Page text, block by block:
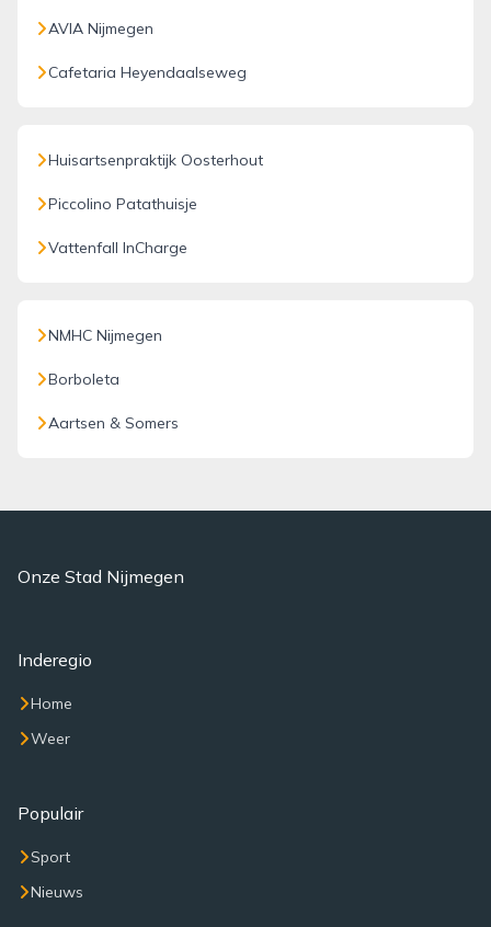
AVIA Nijmegen
Cafetaria Heyendaalseweg
Huisartsenpraktijk Oosterhout
Piccolino Patathuisje
Vattenfall InCharge
NMHC Nijmegen
Borboleta
Aartsen & Somers
Onze Stad Nijmegen
Inderegio
Home
Weer
Populair
Sport
Nieuws